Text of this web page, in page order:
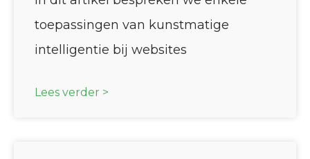
toepassingen van kunstmatige
intelligentie bij websites
Lees verder >